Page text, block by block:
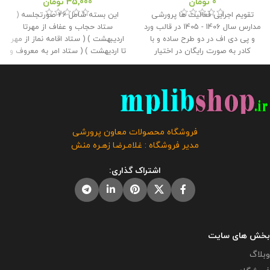
تقویم اجرایی فعالیت ها پرورشی
مدارس سال 1406 - 1405 در قالب ورد
و پی دی اف در دو طرح ساده و با
کادر به صورت رایگان در اختیار
همکاران قرار گرفته است . طراح :
معاون پرورشی حجم : 6 مگابایت
کلیه حقوق این برنامه متعلق به
فروشگاه معاون پرورشی می باشد و
دیگران مورد رضایت ما نیست و شرعا
حرام می باشد .
این بسته شامل 26 صورتجلسه (
ستاد حجاب و عفاف از مهرتا
اردیبهشت ) ( ستاد اقامه نماز از مهر
تا اردیهشت ) ( ستاد امر به معروف و
نهی از منکر از مهر تا اردیبهشت ) و
در قالب ورد و پی دی اف می باشد و
به راحتی میتوان آنها را ویرایش کرد .
معاون پرورشی آماده شده است .
حجم فایل : 9.6 مگابایت
پرورشی می باشد و فروش و انتشار
این برنامه توسط دیگران مورد رضایت
ما نیست و شرعا حرام می باشد .
فروشگاه محصولات معاون پرورشی
مدیر فروشگاه : غلامـرضا زهـره منش
اشتراک گذاری:
بخش های سایت
وبلاگ